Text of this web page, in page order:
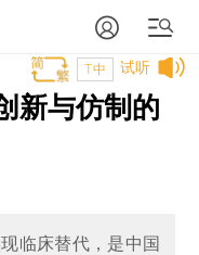
试听
T中
新与仿制的
临床替代，是中国